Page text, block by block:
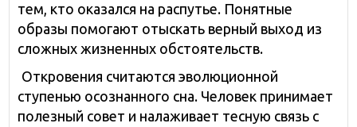
тем, кто оказался на распутье. Понятные
образы помогают отыскать верный выход из
сложных жизненных обстоятельств.
Откровения считаются эволюционной
ступенью осознанного сна. Человек принимает
полезный совет и налаживает тесную связь с